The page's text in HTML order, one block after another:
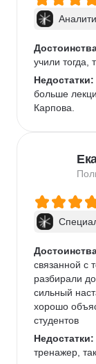
учили тогда,
Недостатки:
больше
Карпова.
связанной с
разбирали
сильный
хорошо
студентов
Недостатки:
тренажер,